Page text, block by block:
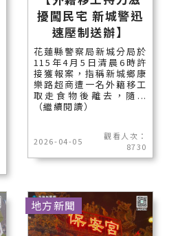
擾闖民宅 新城警迅
速壓制送辦】
花蓮縣警察局新城分局於
115年4月5日清晨6時許
接獲報案，指稱新城鄉康
樂路超商遭一名外籍移工
取走食物後離去，隨...
（繼續閱讀）
2026-04-05
觀看人次：
8730
地方新聞